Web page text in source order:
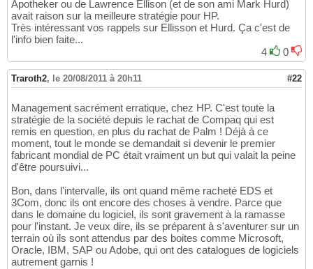
Apotheker ou de Lawrence Ellison (et de son ami Mark Hurd)
avait raison sur la meilleure stratégie pour HP.
Très intéressant vos rappels sur Ellisson et Hurd. Ça c'est de
l'info bien faite...
4
0
Traroth2, le 20/08/2011 à 20h11 #22
Management sacrément erratique, chez HP. C'est toute la
stratégie de la société depuis le rachat de Compaq qui est
remis en question, en plus du rachat de Palm ! Déjà à ce
moment, tout le monde se demandait si devenir le premier
fabricant mondial de PC était vraiment un but qui valait la peine
d'être poursuivi...
Bon, dans l'intervalle, ils ont quand même racheté EDS et
3Com, donc ils ont encore des choses à vendre. Parce que
dans le domaine du logiciel, ils sont gravement à la ramasse
pour l'instant. Je veux dire, ils se préparent à s'aventurer sur un
terrain où ils sont attendus par des boites comme Microsoft,
Oracle, IBM, SAP ou Adobe, qui ont des catalogues de logiciels
autrement garnis !